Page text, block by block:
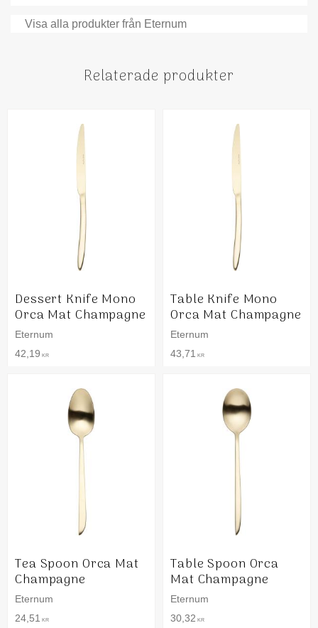
Visa alla produkter från Eternum
Relaterade produkter
Dessert Knife Mono
Orca Mat Champagne
Eternum
42,19 KR
Table Knife Mono
Orca Mat Champagne
Eternum
43,71
KR
Tea Spoon Orca Mat
Champagne
Eternum
24,51
KR
Table Spoon Orca
Mat Champagne
Eternum
30,32 KR